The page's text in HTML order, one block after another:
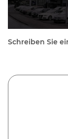
Schreiben Sie